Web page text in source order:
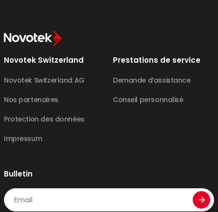
Novotek Switzerland
Novotek Switzerland AG
Nos partenaires
Prestations de service
Demande d’assistance
Conseil personnalisé
Protection des données
Impressum
Bulletin
Email